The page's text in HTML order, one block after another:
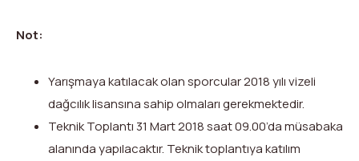
Not:
Yarışmaya katılacak olan sporcular 2018 yılı vizeli
dağcılık lisansına sahip olmaları gerekmektedir.
Teknik Toplantı 31 Mart 2018 saat 09.00’da müsabaka
alanında yapılacaktır. Teknik toplantıya katılım